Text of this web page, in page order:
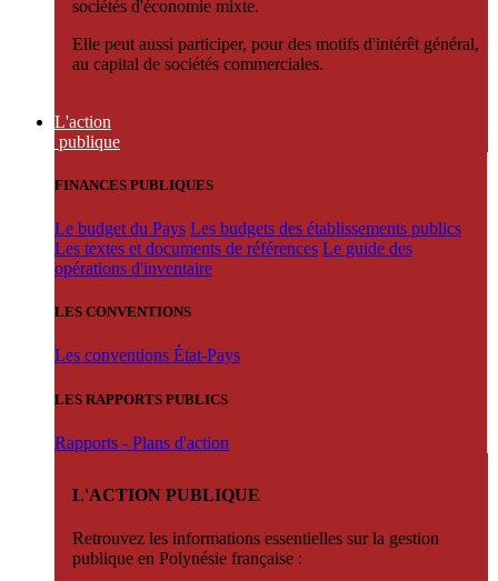
sociétés d'économie mixte.
Elle peut aussi participer, pour des motifs d'intérêt général,
au capital de sociétés commerciales.
L'action
publique
FINANCES PUBLIQUES
Le budget du Pays Les budgets des établissements publics
Les textes et documents de références Le guide des
opérations d'inventaire
LES CONVENTIONS
Les conventions État-Pays
LES RAPPORTS PUBLICS
Rapports - Plans d'action
L'ACTION PUBLIQUE
Retrouvez les informations essentielles sur la gestion
publique en Polynésie française :